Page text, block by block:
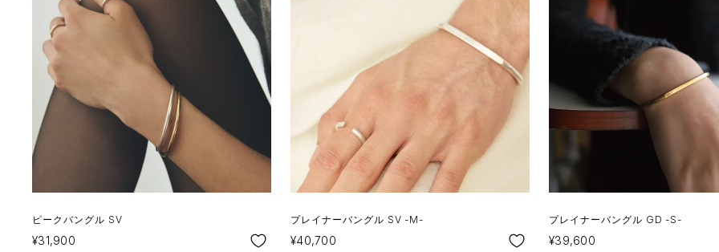
ピークバングル SV
SALE
¥31,900
プレイナーバングル SV -M-
SALE
¥40,700
プレイナーバングル GD -S-
SALE
¥39,600